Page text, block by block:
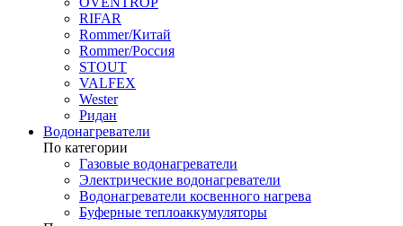
RIFAR​
Rommer/Китай
Rommer/Россия
STOUT
VALFEX
Wester
Ридан
Водонагреватели
По категории
Газовые водонагреватели
Электрические водонагреватели
Водонагреватели косвенного нагрева
Буферные теплоаккумуляторы